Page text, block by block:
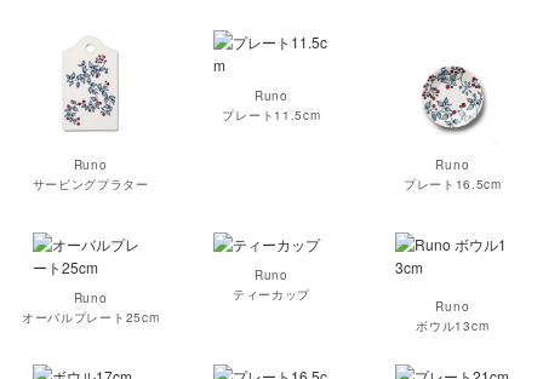
Runo
サービングプラター
Runo
プレート11.5cm
Runo
プレート16.5cm
Runo
オーバルプレート25cm
Runo
ティーカップ
Runo
ボウル13cm